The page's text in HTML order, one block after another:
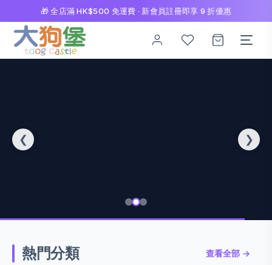
🎁 全店滿 HK$500 免運費 · 新會員註冊即享 9 折優惠
會員專屬
❮ ❯
熱門分類 查看全部 →